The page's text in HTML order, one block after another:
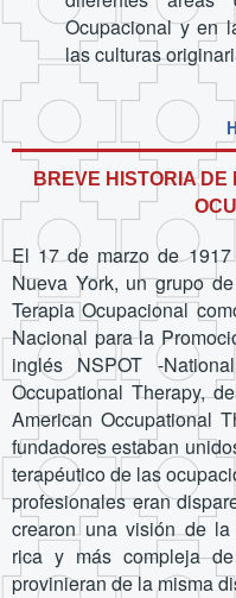
Ocupacional y en
las culturas
BREVE HISTORIA
El 17 de marzo de
Nueva York, un grupo
Terapia Ocupacional
Nacional para la
inglés NSPOT -
Occupational Therapy,
American Occupational
fundadores estaban
terapéutico de las
profesionales eran
crearon una visión de
rica y más compleja
provinieran de la misma